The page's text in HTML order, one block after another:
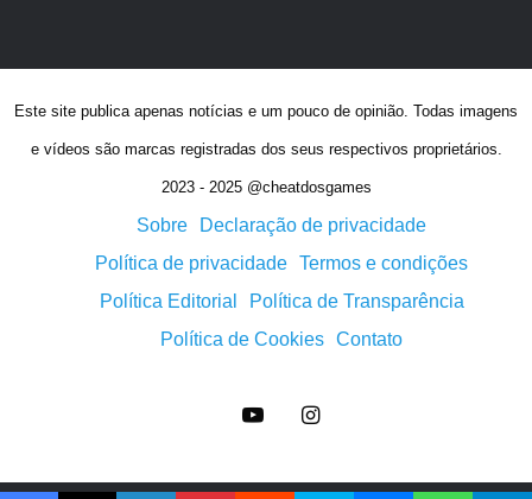
Este site publica apenas notícias e um pouco de opinião. Todas imagens
e vídeos são marcas registradas dos seus respectivos proprietários.
2023 - 2025 @cheatdosgames
Sobre
Declaração de privacidade
Política de privacidade Termos e condições
Política Editorial
Política de Transparência
Política de Cookies Contato
YouTubeInstagram